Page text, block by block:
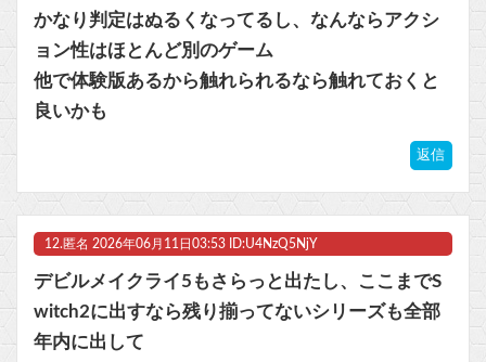
かなり判定はぬるくなってるし、なんならアクシ
ョン性はほとんど別のゲーム
他で体験版あるから触れられるなら触れておくと
良いかも
返信
12. 匿名 2026年06月11日03:53 ID:U4NzQ5NjY
デビルメイクライ5もさらっと出たし、ここまでS
witch2に出すなら残り揃ってないシリーズも全部
年内に出して